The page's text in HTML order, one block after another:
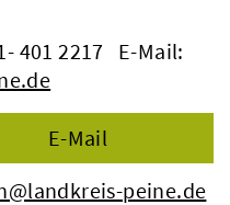
401 2217 E-Mail:
E-Mail
peine.de